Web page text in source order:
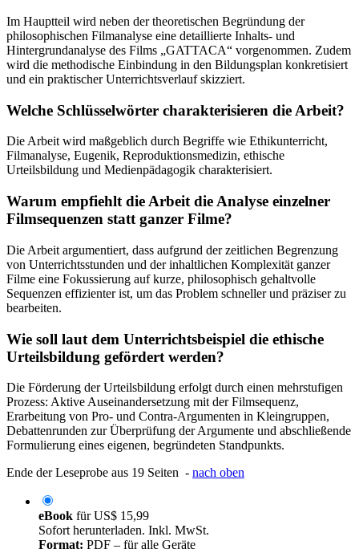
Im Hauptteil wird neben der theoretischen Begründung der
philosophischen Filmanalyse eine detaillierte Inhalts- und
Hintergrundanalyse des Films „GATTACA“ vorgenommen. Zudem
wird die methodische Einbindung in den Bildungsplan konkretisiert
und ein praktischer Unterrichtsverlauf skizziert.
Welche Schlüsselwörter charakterisieren die Arbeit?
Die Arbeit wird maßgeblich durch Begriffe wie Ethikunterricht,
Filmanalyse, Eugenik, Reproduktionsmedizin, ethische
Urteilsbildung und Medienpädagogik charakterisiert.
Warum empfiehlt die Arbeit die Analyse einzelner
Filmsequenzen statt ganzer Filme?
Die Arbeit argumentiert, dass aufgrund der zeitlichen Begrenzung
von Unterrichtsstunden und der inhaltlichen Komplexität ganzer
Filme eine Fokussierung auf kurze, philosophisch gehaltvolle
Sequenzen effizienter ist, um das Problem schneller und präziser zu
bearbeiten.
Wie soll laut dem Unterrichtsbeispiel die ethische
Urteilsbildung gefördert werden?
Die Förderung der Urteilsbildung erfolgt durch einen mehrstufigen
Prozess: Aktive Auseinandersetzung mit der Filmsequenz,
Erarbeitung von Pro- und Contra-Argumenten in Kleingruppen,
Debattenrunden zur Überprüfung der Argumente und abschließende
Formulierung eines eigenen, begründeten Standpunkts.
Ende der Leseprobe aus 19 Seiten - nach oben
eBook fürUS$ 15,99
Sofort herunterladen. Inkl. MwSt.
Format: PDF – für alle Geräte